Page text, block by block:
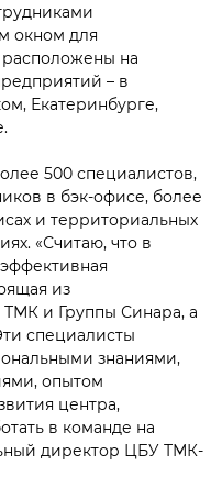
окном для
на
– в
Екатеринбурге,
500 специалистов,
в бэк-офисе, более
и территориальных
«Считаю, что в
из
и Группы Синара, а
специалисты
знаниями,
опытом
центра,
в команде на
директор ЦБУ ТМК-